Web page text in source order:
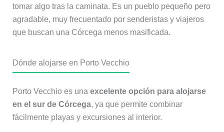
tomar algo tras la caminata. Es un pueblo pequeño pero
agradable, muy frecuentado por senderistas y viajeros
que buscan una Córcega menos masificada.
Dónde alojarse en Porto Vecchio
Porto Vecchio es una excelente opción para alojarse
en el sur de Córcega, ya que permite combinar
fácilmente playas y excursiones al interior.